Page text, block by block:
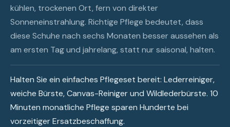
kühlen, trockenen Ort, fern von direkter
Sonneneinstrahlung. Richtige Pflege bedeutet, dass
diese Schuhe nach sechs Monaten besser aussehen als
am ersten Tag und jahrelang, statt nur saisonal, halten.
Halten Sie ein einfaches Pflegeset bereit: Lederreiniger,
weiche Bürste, Canvas-Reiniger und Wildlederbürste. 10
Minuten monatliche Pflege sparen Hunderte bei
vorzeitiger Ersatzbeschaffung.